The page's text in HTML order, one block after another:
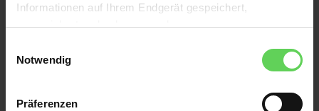
Informationen auf Ihrem Endgerät gespeichert,
angereichert und gelesen werden.
Mit einem Klick auf „Alle akzeptieren“ stimmen Sie dem
Notwendig
Präferenzen
WORKSHOP